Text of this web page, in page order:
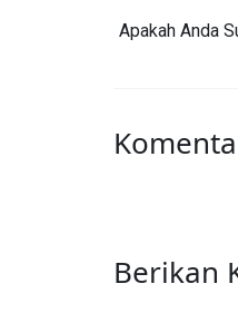
Apakah Anda
Berikan